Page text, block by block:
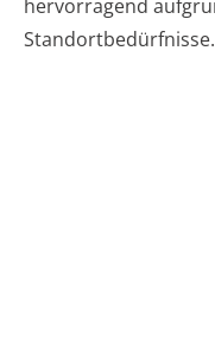
hervorragend
Standortbedürfnisse.